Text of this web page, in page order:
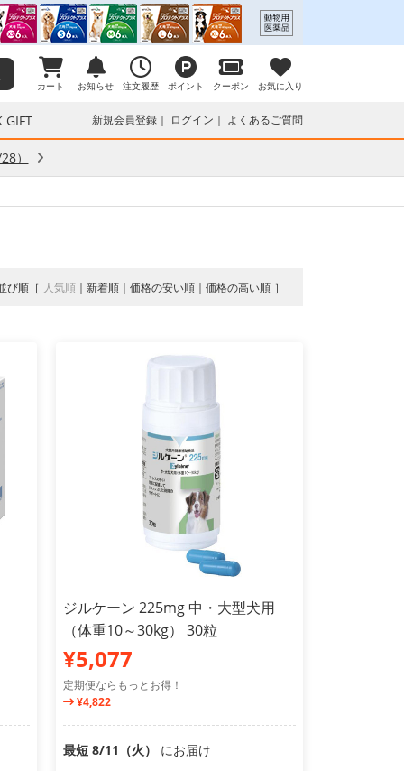
カート お知らせ 注文履歴 ポイント クーポン お気に入り
GIFT 新規会員登録 ログイン よくあるご質問
）
び順 人気順 新着順 価格の安い順 価格の高い順
ジルケーン 225mg 中・大型犬用
（体重10～30kg） 30粒
¥5,077
定期便ならもっとお得！
¥4,822
最短 8/11（火） にお届け